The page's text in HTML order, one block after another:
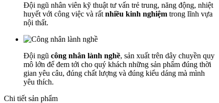
Đội ngũ nhân viên kỹ thuật tư vấn trẻ trung, năng động, nhiệt
huyết với công việc và rất nhiều kinh nghiệm trong lĩnh vựa
nội thất.
Đội ngũ công nhân lành nghề, sản xuất trên dây chuyền quy
mô lớn để đem tới cho quý khách những sản phẩm đúng thời
gian yêu câu, đúng chất lượng và đúng kiểu dáng mà mình
yêu thích.
Chi tiết sản phẩm